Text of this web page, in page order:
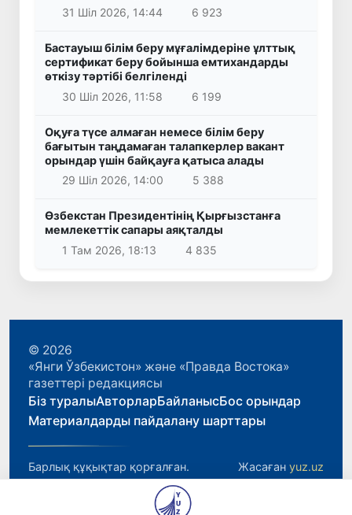
31 Шіл 2026, 14:44
6 923
Бастауыш білім беру мұғалімдеріне ұлттық
сертификат беру бойынша емтихандарды
өткізу тәртібі белгіленді
30 Шіл 2026, 11:58
6 199
Оқуға түсе алмаған немесе білім беру
бағытын таңдамаған талапкерлер вакант
орындар үшін байқауға қатыса алады
29 Шіл 2026, 14:00
5 388
Өзбекстан Президентінің Қырғызстанға
мемлекеттік сапары аяқталды
1 Там 2026, 18:13
4 835
© 2026
«Янги Ўзбекистон» және «Правда Востока»
газеттері редакциясы
Біз туралыАвторларБайланысБос орындар
Материалдарды пайдалану шарттары
Барлық құқықтар қорғалған. Жасаған yuz.uz